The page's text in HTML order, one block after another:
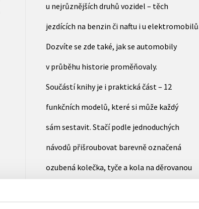
u nejrůznějších druhů vozidel – těch
jezdících na benzin či naftu i u
Dozvíte se zde také, jak se automobily
v průběhu historie proměňovaly.
Součástí knihy je i praktická část – 12
funkčních modelů, které si může každý
sám sestavit. Stačí podle jednoduchých
návodů přišroubovat barevně označená
ozubená kolečka, tyče a kola na děrovanou